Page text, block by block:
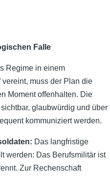
Falle
Regime in einem
muss der Plan die
Moment offenhalten. Die
glaubwürdig und über
kommuniziert werden.
Das langfristige
werden: Das Berufsmilitär ist
Zur Rechenschaft